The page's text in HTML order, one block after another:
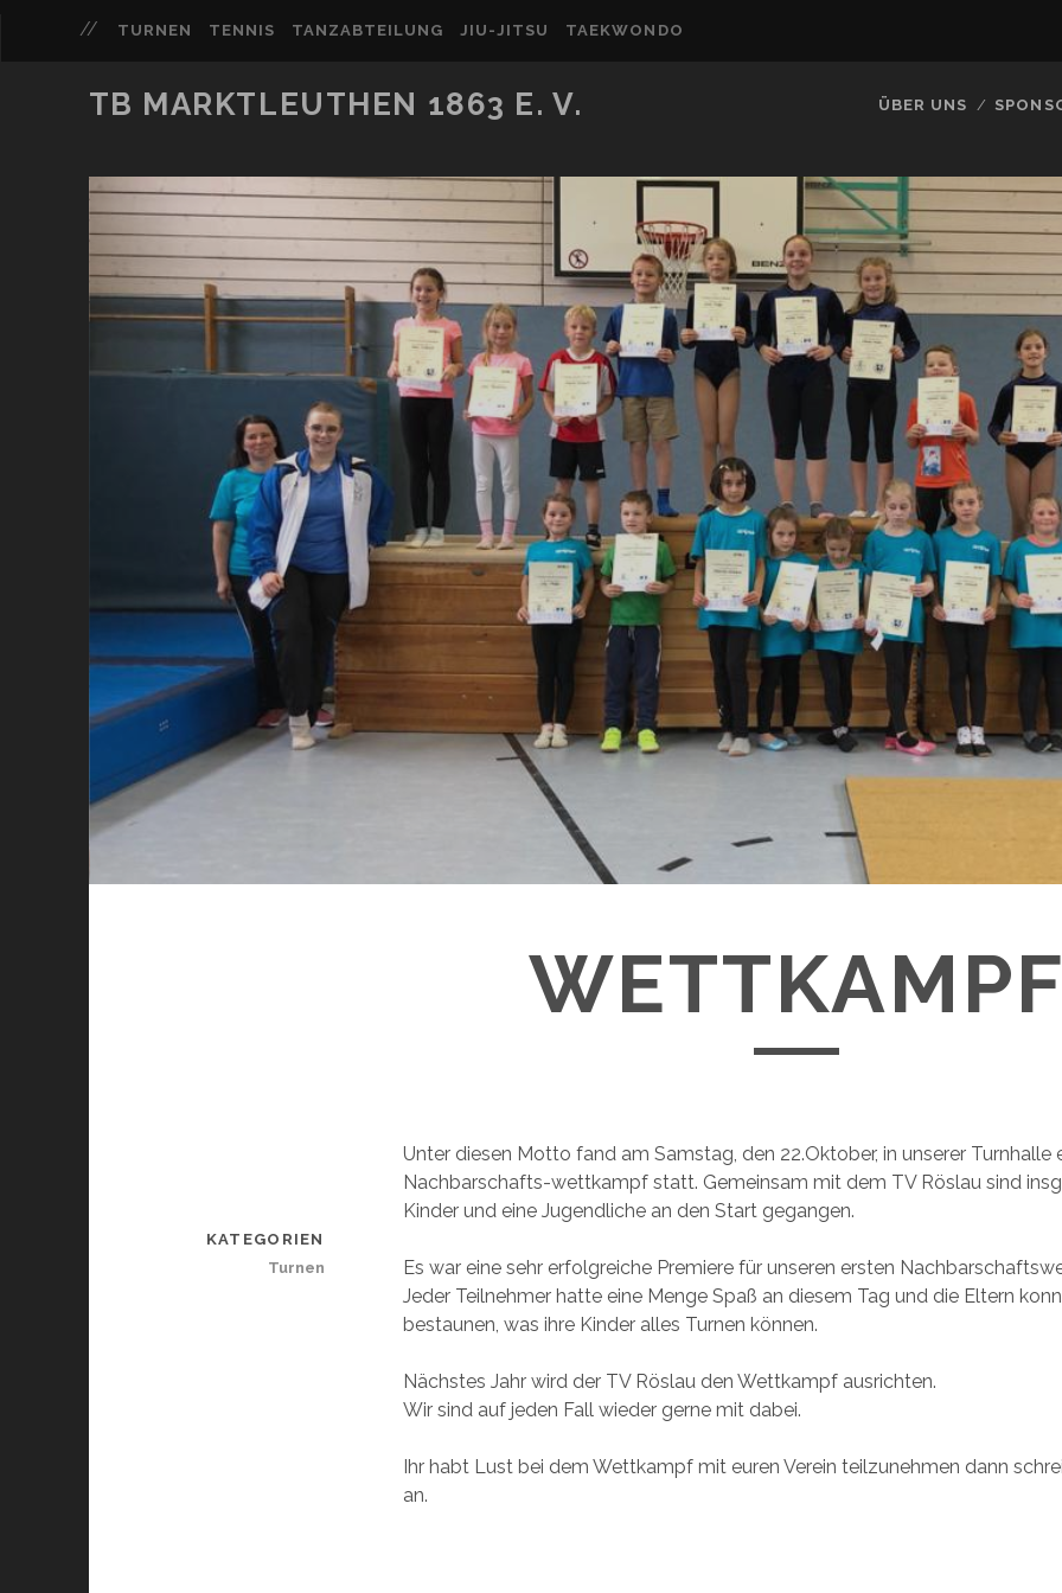
TURNEN TENNIS TANZABTEILUNG JIU-JITSU TAEKWONDO
TB MARKTLEUTHEN 1863 E. V. ÜBER UNS
Unter diesen Motto fand am Samstag, den 22.Oktober, in unserer Turnhalle
Nachbarschafts-wettkampf statt. Gemeinsam mit dem TV Röslau sind
Kinder und eine Jugendliche an den Start gegangen.
Es war eine sehr erfolgreiche Premiere für unseren ersten
Jeder Teilnehmer hatte eine Menge Spaß an diesem Tag und die Eltern
bestaunen, was ihre Kinder alles Turnen können.
Nächstes Jahr wird der TV Röslau den Wettkampf ausrichten.
Wir sind auf jeden Fall wieder gerne mit dabei.
Ihr habt Lust bei dem Wettkampf mit euren Verein teilzunehmen dann
an.
KATEGORIEN
Turnen